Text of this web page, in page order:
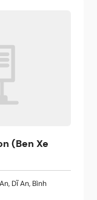
(Ben Xe
Dĩ An, Bình